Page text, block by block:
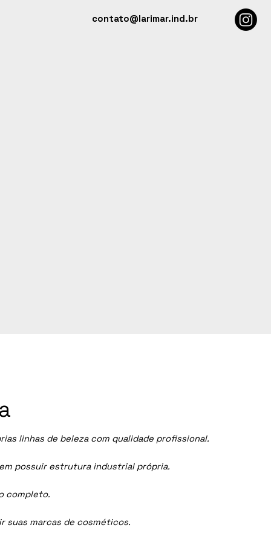
contato@larimar.ind.br
linhas de beleza com qualidade profissional.
possuir estrutura industrial própria.
completo.
suas marcas de cosméticos.